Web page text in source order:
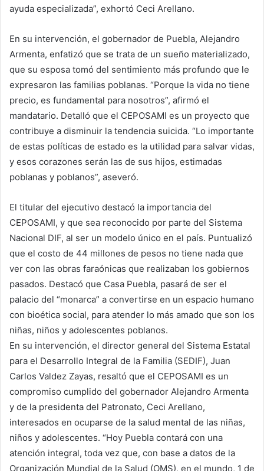
ayuda especializada”, exhortó Ceci Arellano.
En su intervención, el gobernador de Puebla, Alejandro
Armenta, enfatizó que se trata de un sueño materializado,
que su esposa tomó del sentimiento más profundo que le
expresaron las familias poblanas. “Porque la vida no tiene
precio, es fundamental para nosotros”, afirmó el
mandatario. Detalló que el CEPOSAMI es un proyecto que
contribuye a disminuir la tendencia suicida. “Lo importante
de estas políticas de estado es la utilidad para salvar vidas,
y esos corazones serán las de sus hijos, estimadas
poblanas y poblanos”, aseveró.
El titular del ejecutivo destacó la importancia del
CEPOSAMI, y que sea reconocido por parte del Sistema
Nacional DIF, al ser un modelo único en el país. Puntualizó
que el costo de 44 millones de pesos no tiene nada que
ver con las obras faraónicas que realizaban los gobiernos
pasados. Destacó que Casa Puebla, pasará de ser el
palacio del “monarca” a convertirse en un espacio humano
con bioética social, para atender lo más amado que son los
niñas, niños y adolescentes poblanos.
En su intervención, el director general del Sistema Estatal
para el Desarrollo Integral de la Familia (SEDIF), Juan
Carlos Valdez Zayas, resaltó que el CEPOSAMI es un
compromiso cumplido del gobernador Alejandro Armenta
y de la presidenta del Patronato, Ceci Arellano,
interesados en ocuparse de la salud mental de las niñas,
niños y adolescentes. “Hoy Puebla contará con una
atención integral, toda vez que, con base a datos de la
Organización Mundial de la Salud (OMS), en el mundo, 1 de